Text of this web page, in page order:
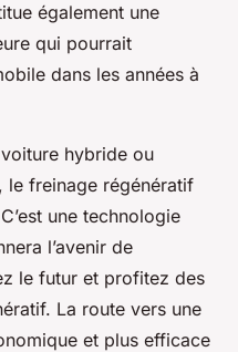
également une
qui pourrait
dans les années à
hybride ou
le freinage régénératif
une technologie
l’avenir de
le futur et profitez des
La route vers une
et plus efficace